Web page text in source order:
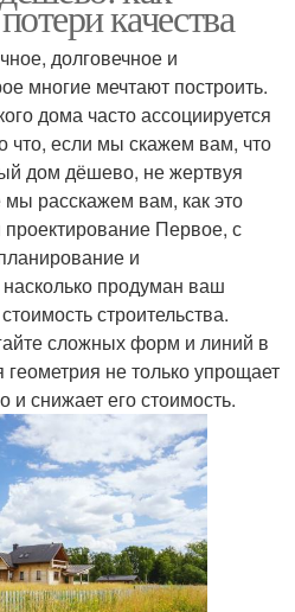
качества
долговечное и
многие мечтают построить.
дома часто ассоциируется
что, если мы скажем вам, что
дом дёшево, не жертвуя
мы расскажем вам, как это
Первое, с
и
продуман ваш
строительства.
сложных форм и линий в
не только упрощает
и снижает его стоимость.